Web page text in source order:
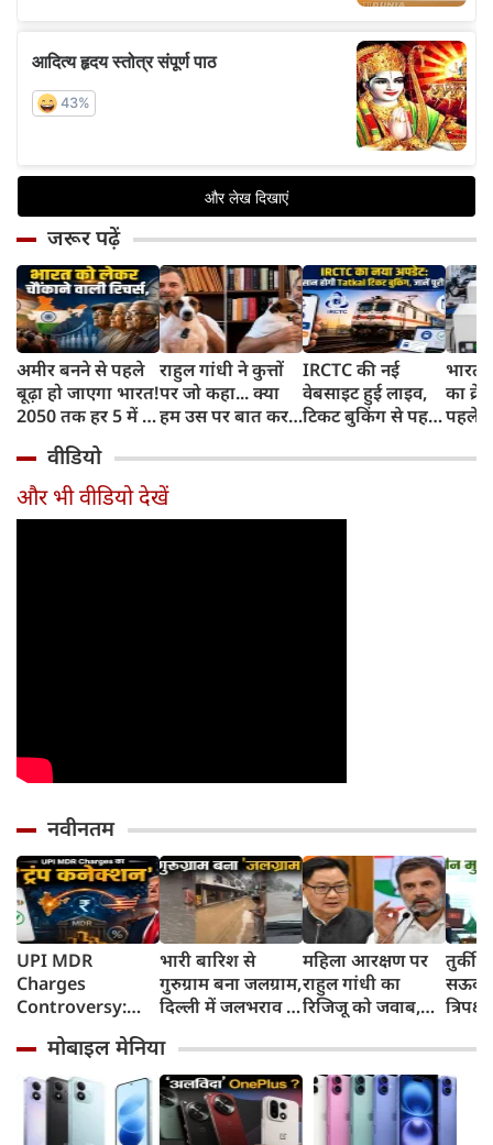
जरूर पढ़ें
अमीर बनने से पहले
बूढ़ा हो जाएगा भारत!
2050 तक हर 5 में 1
साल से ज्यादा उम्र का
राहुल गांधी ने कुत्तों
पर जो कहा... क्या
हम उस पर बात कर
IRCTC की नई
वेबसाइट हुई लाइव,
टिकट बुकिंग से पहले
काम, जानें पूरा
भारत
का
पहले
और
वीडियो
और भी वीडियो देखें
नवीनतम
UPI MDR
Charges
Controversy:
'ट्रंप कनेक्शन' की
क्यों हो रही चर्चा?
भारी बारिश से
गुरुग्राम बना जलग्राम,
दिल्ली में जलभराव से
महिला आरक्षण पर
राहुल गांधी का
रिजिजू को जवाब,
कानून बिना शर्त लागू
करें
तुर्की,
सऊदी
मोबाइल मेनिया